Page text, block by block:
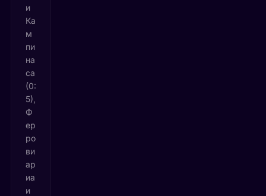
и
Ка
м
пи
на
са
(0:
5),
Ф
ер
ро
ви
ар
иа
и